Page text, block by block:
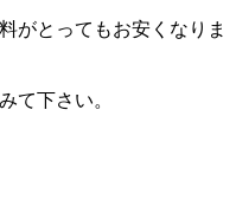
がとってもお安くなりま
て下さい。